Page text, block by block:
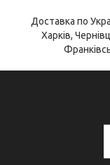
Доставка по
Харків,